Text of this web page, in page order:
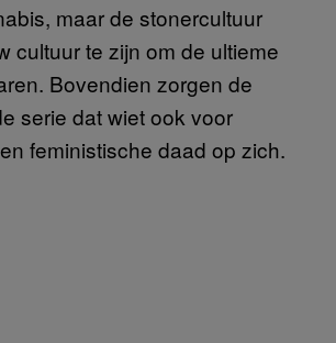
maar de stonercultuur
cultuur te zijn om de ultieme
Bovendien zorgen de
serie dat wiet ook voor
feministische daad op zich.